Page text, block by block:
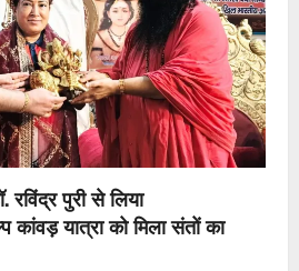
रविंद्र पुरी से लिया
यात्रा को मिला संतों का